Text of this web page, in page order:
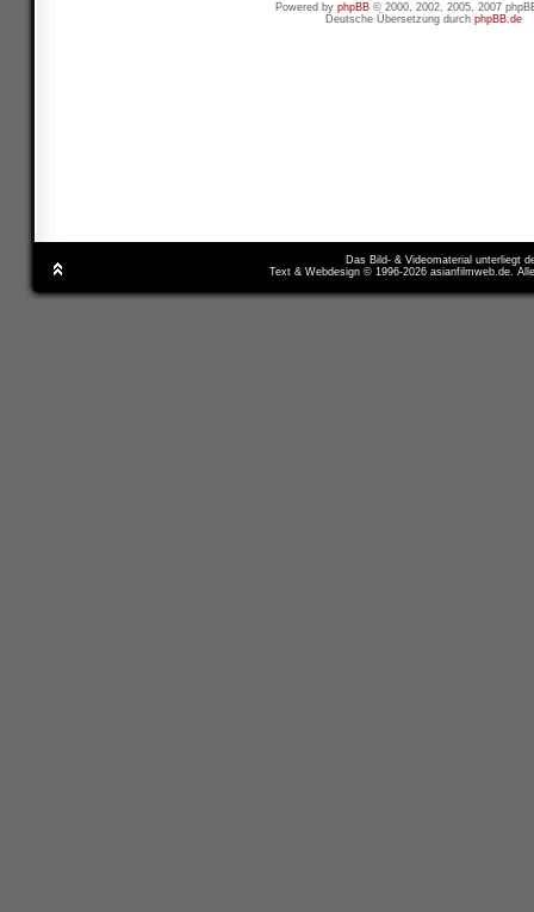
Powered by phpBB © 2000, 2002, 2005, 2007
Deutsche Übersetzung durch phpBB.de
Das Bild- & Videomaterial unterliegt
Text & Webdesign © 1996-2026 asianfilmweb.de.